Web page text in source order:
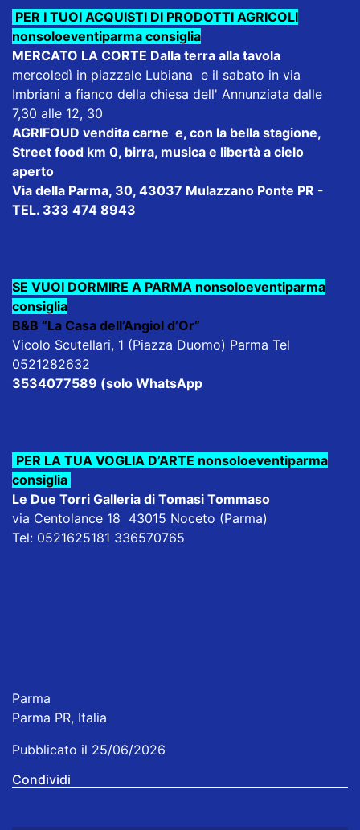
PER I TUOI ACQUISTI DI PRODOTTI AGRICOLI
nonsoloeventiparma consiglia
MERCATO LA CORTE Dalla terra alla tavola
mercoledì in piazzale Lubiana e il sabato in via
Imbriani a fianco della chiesa dell' Annunziata dalle
7,30 alle 12, 30
AGRIFOUD vendita carne e, con la bella stagione,
Street food km 0, birra, musica e libertà a cielo
aperto
Via della Parma, 30, 43037 Mulazzano Ponte PR -
TEL. 333 474 8943
SE VUOI DORMIRE A PARMA nonsoloeventiparma
consiglia
B&B “La Casa dell’Angiol d’Or”
Vicolo Scutellari, 1 (Piazza Duomo) Parma Tel
0521282632
3534077589 (solo WhatsApp
PER LA TUA VOGLIA D’ARTE nonsoloeventiparma
consiglia
Le Due Torri Galleria di Tomasi Tommaso
via Centolance 18 43015 Noceto (Parma)
Tel: 0521625181 336570765
Parma
Parma PR, Italia
Pubblicato il 25/06/2026
Condividi